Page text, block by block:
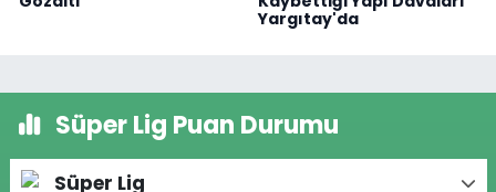
Yargıtay'da
Süper Lig Puan Durumu
Süper Lig